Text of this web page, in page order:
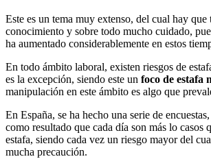
Este es un tema muy extenso, del cual hay que
conocimiento y sobre todo mucho cuidado,
ha aumentado considerablemente en estos
En todo ámbito laboral, existen riesgos de
es la excepción, siendo este un foco de estafa
manipulación en este ámbito es algo que
En España, se ha hecho una serie de
como resultado que cada día son más lo casos
estafa, siendo cada vez un riesgo mayor del
mucha precaución.